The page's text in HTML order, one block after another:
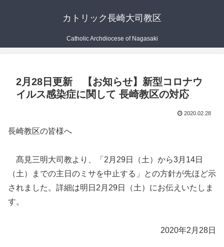
カトリック長崎大司教区
Catholic Archdiocese of Nagasaki
2月28日更新 【お知らせ】新型コロナウ
イルス感染症に関して 長崎教区の対応
2020.02.28
長崎教区の皆様へ
髙見三明大司教より、「2月29日（土）から3月14日
（土）までの主日のミサを中止する」との方針が先ほど示
されました。詳細は明日2月29日（土）にお伝えいたしま
す。
2020年2月28日